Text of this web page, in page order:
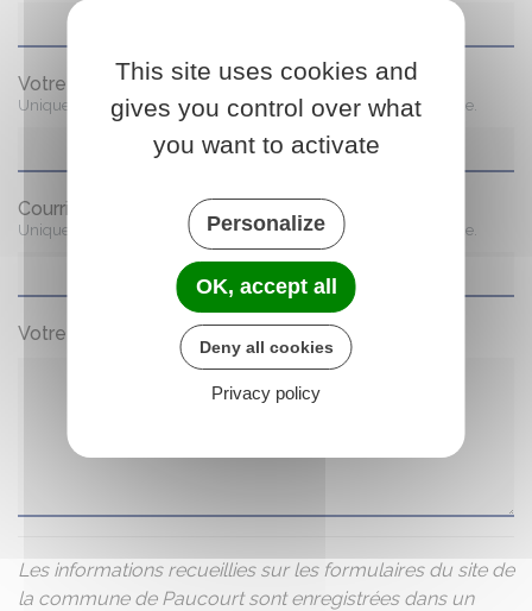
Votre prénom
Uniquement conservé le temps du traitement de votre demande.
Courriel
Uniquement conservé le temps du traitement de votre demande.
Votre message (obligatoire)
Les informations recueillies sur les formulaires du site de
la commune de Paucourt sont enregistrées dans un
This site uses cookies and
gives you control over what
you want to activate
Personalize
OK, accept all
Deny all cookies
Privacy policy